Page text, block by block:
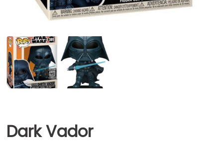
Dark Vador